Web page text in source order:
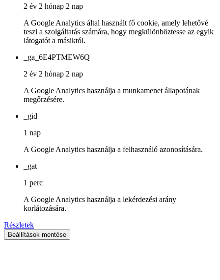
2 év 2 hónap 2 nap
A Google Analytics által használt fő cookie, amely lehetővé
teszi a szolgáltatás számára, hogy megkülönböztesse az egyik
látogatót a másiktól.
_ga_6E4PTMEW6Q
2 év 2 hónap 2 nap
A Google Analytics használja a munkamenet állapotának
megőrzésére.
_gid
1 nap
A Google Analytics használja a felhasználó azonosítására.
_gat
1 perc
A Google Analytics használja a lekérdezési arány
korlátozására.
Részletek
Beállítások mentése